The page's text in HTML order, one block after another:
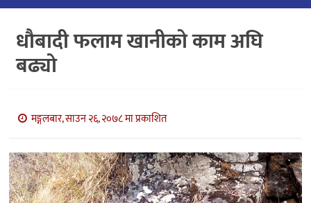
कुटनिती
कुराकानी
बाणिज्य
भिडियो
सिफारिस
धौबादी फलाम खानीको काम अघि
बढ्यो
मङ्गलबार, साउन २६, २०७८ मा प्रकाशित